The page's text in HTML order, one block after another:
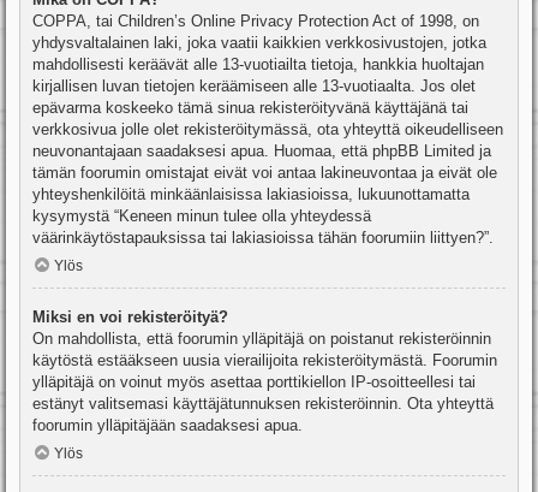
COPPA, tai Children’s Online Privacy Protection Act of 1998, on
yhdysvaltalainen laki, joka vaatii kaikkien verkkosivustojen, jotka
mahdollisesti keräävät alle 13-vuotiailta tietoja, hankkia huoltajan
kirjallisen luvan tietojen keräämiseen alle 13-vuotiaalta. Jos olet
epävarma koskeeko tämä sinua rekisteröityvänä käyttäjänä tai
verkkosivua jolle olet rekisteröitymässä, ota yhteyttä oikeudelliseen
neuvonantajaan saadaksesi apua. Huomaa, että phpBB Limited ja
tämän foorumin omistajat eivät voi antaa lakineuvontaa ja eivät ole
yhteyshenkilöitä minkäänlaisissa lakiasioissa, lukuunottamatta
kysymystä “Keneen minun tulee olla yhteydessä
väärinkäytöstapauksissa tai lakiasioissa tähän foorumiin liittyen?”.
Ylös
Miksi en voi rekisteröityä?
On mahdollista, että foorumin ylläpitäjä on poistanut rekisteröinnin
käytöstä estääkseen uusia vierailijoita rekisteröitymästä. Foorumin
ylläpitäjä on voinut myös asettaa porttikiellon IP-osoitteellesi tai
estänyt valitsemasi käyttäjätunnuksen rekisteröinnin. Ota yhteyttä
foorumin ylläpitäjään saadaksesi apua.
Ylös